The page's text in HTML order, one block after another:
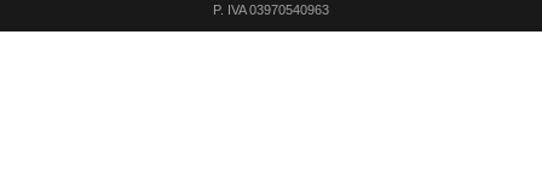
P. IVA 03970540963